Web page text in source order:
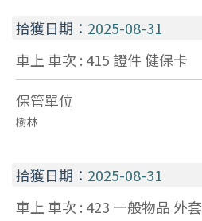
拾獲日期： 2025-08-31
車上 車次 : 415 證件 健保卡
保管單位
樹林
拾獲日期： 2025-08-31
車上 車次 : 423一般物品 外套